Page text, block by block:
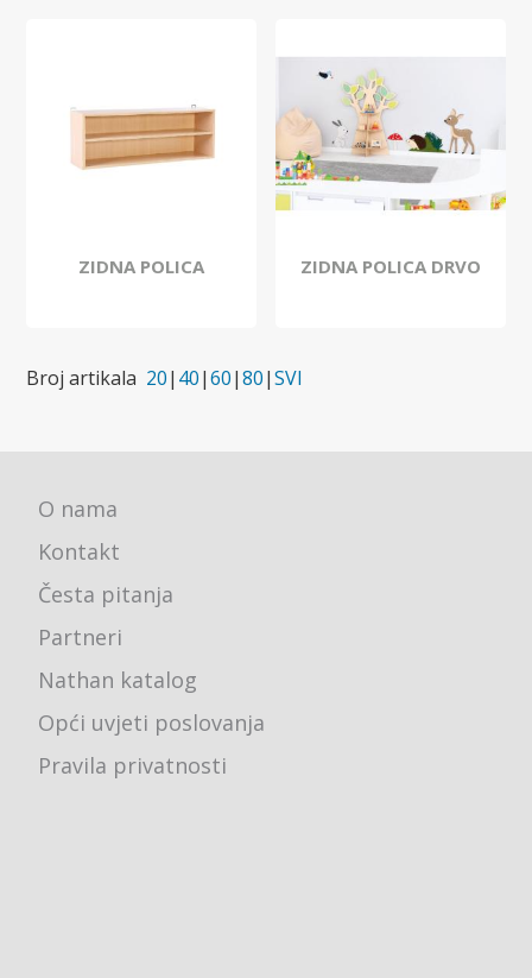
ZIDNA POLICA ZIDNA POLICA DRVO
Broj artikala 20| 40|60|80|SVI
O nama
Kontakt
Česta pitanja
Partneri
Nathan katalog
Opći uvjeti poslovanja
Pravila privatnosti